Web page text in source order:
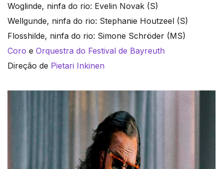
Woglinde, ninfa do rio: Evelin Novak (S)
Wellgunde, ninfa do rio: Stephanie Houtzeel (S)
Flosshilde, ninfa do rio: Simone Schröder (MS)
Coro e Orquestra do Festival de Bayreuth
Direção de Pietari Inkinen